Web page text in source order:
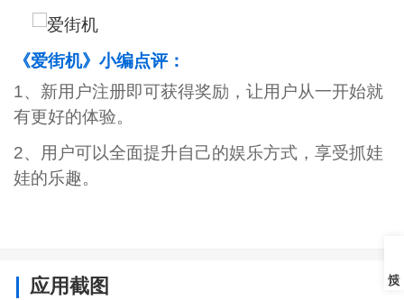
《爱街机》小编点评：
1、新用户注册即可获得奖励，让用户从一开始就
有更好的体验。
2、用户可以全面提升自己的娱乐方式，享受抓娃
娃的乐趣。
应用截图